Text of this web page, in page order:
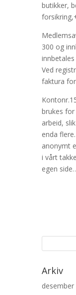
butikker,
300 og
Ved
faktura
brukes
arbeid,
enda
anonymt
i vårt
egen
Arkiv
desember